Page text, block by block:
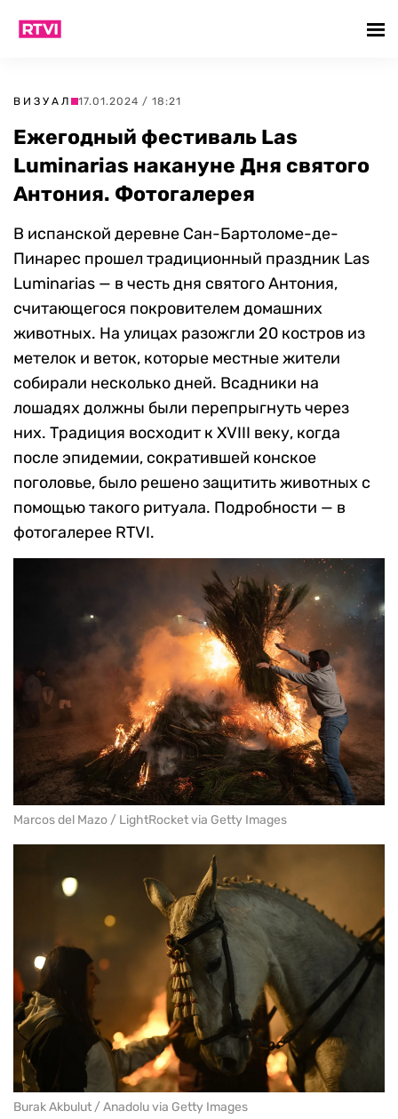
ВИЗУАЛ 17.01.2024 / 18:21
Ежегодный фестиваль Las
Luminarias накануне Дня святого
Антония. Фотогалерея
В испанской деревне Сан-Бартоломе-де-
Пинарес прошел традиционный праздник Las
Luminarias — в честь дня святого Антония,
считающегося покровителем домашних
животных. На улицах разожгли 20 костров из
метелок и веток, которые местные жители
собирали несколько дней. Всадники на
лошадях должны были перепрыгнуть через
них. Традиция восходит к XVIII веку, когда
после эпидемии, сократившей конское
поголовье, было решено защитить животных с
помощью такого ритуала. Подробности — в
фотогалерее RTVI.
Marcos del Mazo / LightRocket via Getty Images
Burak Akbulut / Anadolu via Getty Images